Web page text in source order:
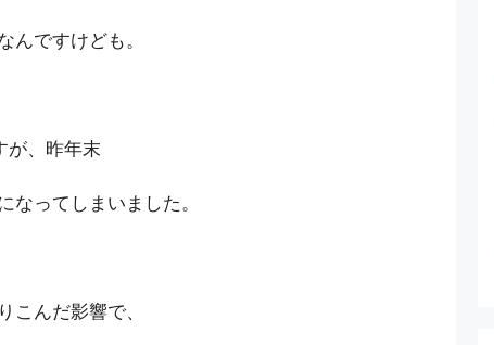
んですけども。
が、昨年末
ってしまいました。
こんだ影響で、